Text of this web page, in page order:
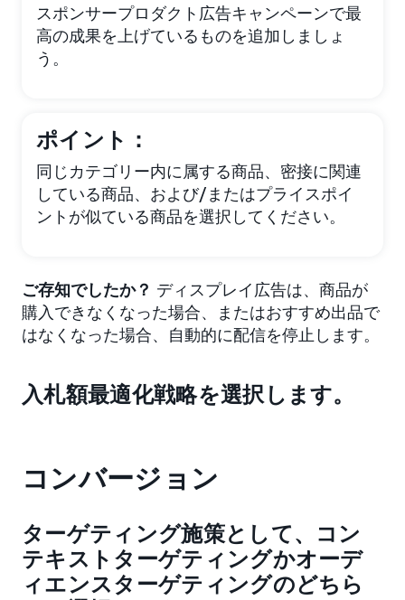
スポンサープロダクト広告キャンペーンで最
高の成果を上げているものを追加しましょ
う。
ポイント：
同じカテゴリー内に属する商品、密接に関連
している商品、および/またはプライスポイ
ントが似ている商品を選択してください。
ご存知でしたか？ ディスプレイ広告は、商品が
購入できなくなった場合、またはおすすめ出品で
はなくなった場合、自動的に配信を停止します。
入札額最適化戦略を選択します。
コンバージョン
ターゲティング施策として、コン
テキストターゲティングかオーデ
ィエンスターゲティングのどちら